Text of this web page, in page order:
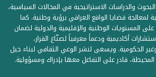
والدراسات الاستراتيجية في المجالات السياسية،
لمعالجة قضايا الواقع العراقي برؤية وطنية. كما
المستويات الوطنية والإقليمية والدولية لضمان
أكاديمية ودعماً معرفياً لصنّاع القرار،
الحكومية. ويسعى لنشر الوعي الثقافي لبناء جيل
المحيطة، قادر على التفاعل معها بإدراك ومسؤولية.